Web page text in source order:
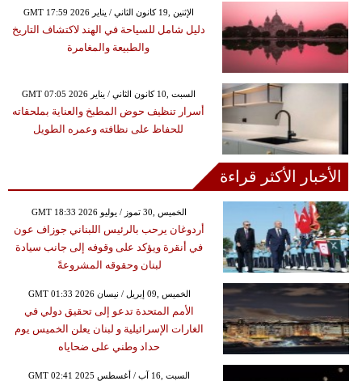
GMT 17:59 2026 الإثنين ,19 كانون الثاني / يناير
دليل شامل للسياحة في الهند لاكتشاف التاريخ
والطبيعة والمغامرة
GMT 07:05 2026 السبت ,10 كانون الثاني / يناير
أسرار تنظيف حوض المطبخ والعناية بملحقاته
للحفاظ على نظافته وعمره الطويل
الأخبار الأكثر قراءة
GMT 18:33 2026 الخميس ,30 تموز / يوليو
أردوغان يرحب بالرئيس اللبناني جوزاف عون
في أنقرة ويؤكد على وقوفه إلى جانب سيادة
لبنان وحقوقه المشروعةً
GMT 01:33 2026 الخميس ,09 إبريل / نيسان
الأمم المتحدة تدعو إلى تحقيق دولي في
الغارات الإسرائيلية و لبنان يعلن الخميس يوم
حداد وطني على ضحاياه
GMT 02:41 2025 السبت ,16 آب / أغسطس